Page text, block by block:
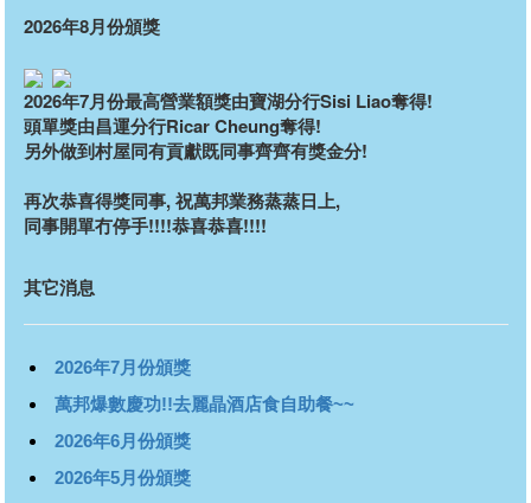
2026年8月份頒獎
2026年7月份最高營業額獎由寶湖分行Sisi Liao奪得!
頭單獎由昌運分行Ricar Cheung奪得!
另外做到村屋同有貢獻既同事齊齊有獎金分!
再次恭喜得獎同事, 祝萬邦業務蒸蒸日上,
同事開單冇停手!!!!恭喜恭喜!!!!
其它消息
2026年7月份頒獎
萬邦爆數慶功!!去麗晶酒店食自助餐~~
2026年6月份頒獎
2026年5月份頒獎